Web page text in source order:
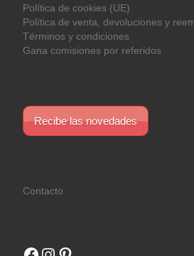
Política de cookies (UE)
Política de venta, devoluciones y
Términos y condiciones
Gana comisiones por referidos
Recibe las novedades
Contacto